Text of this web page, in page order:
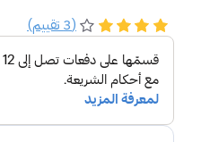
(3 تقييم)